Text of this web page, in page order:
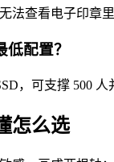
法查看电子印章
配置？
，可支撑 500
怎么选